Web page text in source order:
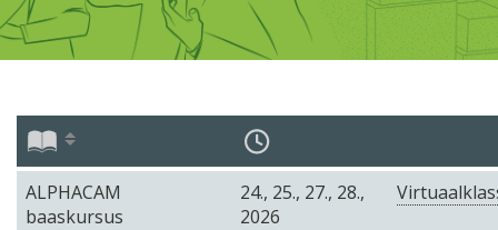
ALPHACAM
baaskursus
24., 25., 27., 28.,
2026